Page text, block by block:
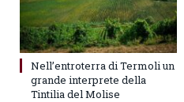
Nell’entroterra di Termoli un
grande interprete della
Tintilia del Molise